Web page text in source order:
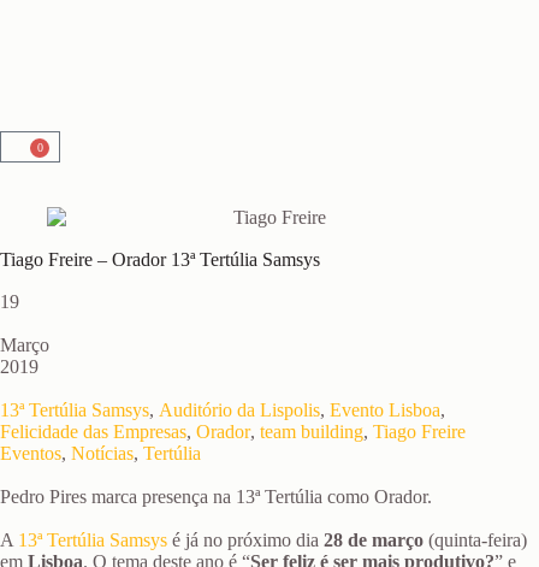
0
Tiago Freire – Orador 13ª Tertúlia Samsys
19
Março
2019
13ª Tertúlia Samsys, Auditório da Lispolis, Evento Lisboa,
Felicidade das Empresas, Orador, team building, Tiago Freire
Eventos, Notícias, Tertúlia
Pedro Pires marca presença na 13ª Tertúlia como Orador.
A 13ª Tertúlia Samsys é já no próximo dia 28 de março (quinta-feira)
em Lisboa. O tema deste ano é “Ser feliz é ser mais produtivo?” e